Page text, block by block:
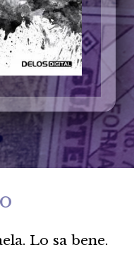
Lo sa bene.